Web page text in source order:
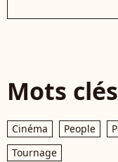
Mots clés
Cinéma People
Tournage